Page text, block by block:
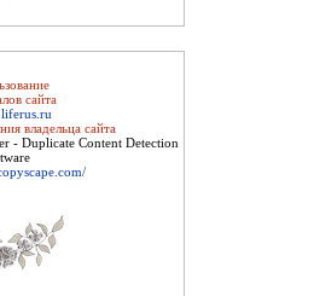
и время года
сайта
владельца сайта
- Duplicate Content Detection